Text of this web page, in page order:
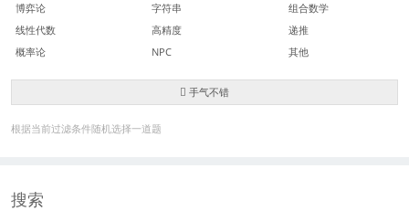
博弈论
字符串
组合数学
线性代数
高精度
递推
概率论
NPC 其他
手气不错
根据当前过滤条件随机选择一道题
搜索